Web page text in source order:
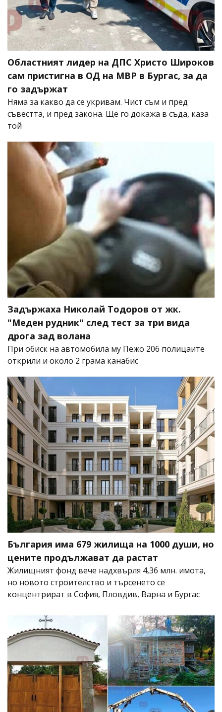
Областният лидер на ДПС Христо Широков
сам пристигна в ОД на МВР в Бургас, за да
го задържат
Няма за какво да се укривам. Чист съм и пред
съвестта, и пред закона. Ще го докажа в съда, каза
той
Задържаха Николай Тодоров от жк.
"Меден рудник" след тест за три вида
дрога зад волана
При обиск на автомобила му Пежо 206 полицаите
открили и около 2 грама канабис
България има 679 жилища на 1000 души, но
цените продължават да растат
Жилищният фонд вече надхвърля 4,36 млн. имота,
но новото строителство и търсенето се
концентрират в София, Пловдив, Варна и Бургас